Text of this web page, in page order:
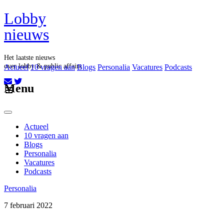
Lobby
nieuws
Het laatste nieuws
over lobby & public affairs
Aboneer op onze nieuwsbrief
Actueel 10 vragen aan Blogs Personalia Vacatures Podcasts
Menu
Actueel
10 vragen aan
Blogs
Personalia
Vacatures
Podcasts
Personalia
7 februari 2022